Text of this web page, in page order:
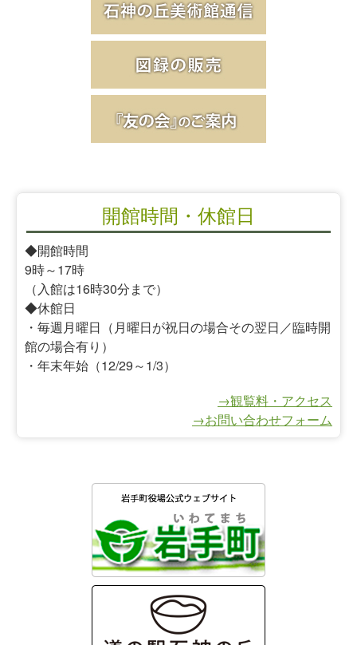
開館時間・休館日
◆開館時間
9時～17時
（入館は16時30分まで）
◆休館日
・毎週月曜日（月曜日が祝日の場合その翌日／臨時開
館の場合有り）
・年末年始（12/29～1/3）
→観覧料・アクセス
→お問い合わせフォーム